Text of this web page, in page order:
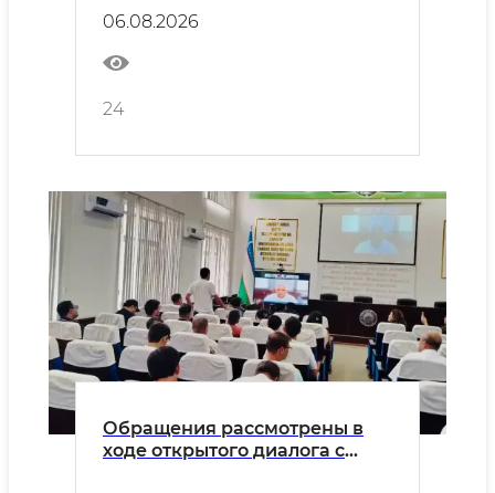
06.08.2026
24
Обращения рассмотрены в
ходе открытого диалога с